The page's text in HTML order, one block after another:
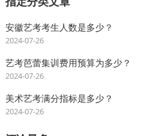
安徽艺考考生人数是多少？
2024-07-26
艺考芭蕾集训费用预算为多少？
2024-07-26
美术艺考满分指标是多少？
2024-07-26